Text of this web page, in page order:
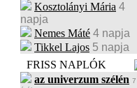
Kosztolányi Mária 4
napja
Nemes Máté 4 napja
Tikkel Lajos 5 napja
FRISS NAPLÓK
az univerzum szélén 7